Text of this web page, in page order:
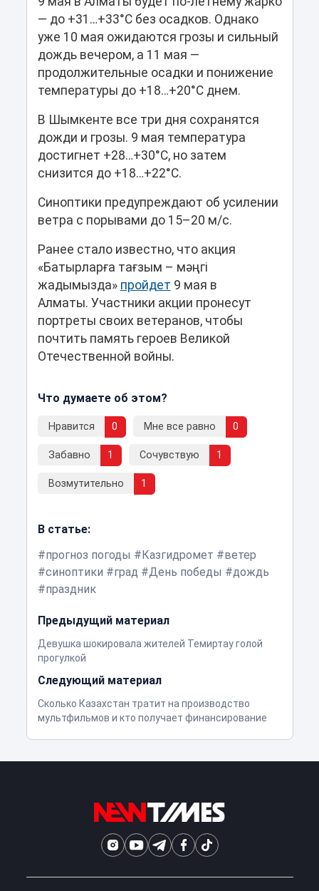
— до +31…+33°C без осадков. Однако
уже 10 мая ожидаются грозы и сильный
дождь вечером, а 11 мая —
продолжительные осадки и понижение
температуры до +18…+20°C днем.
В Шымкенте все три дня сохранятся
дожди и грозы. 9 мая температура
достигнет +28…+30°C, но затем
снизится до +18…+22°C.
Синоптики предупреждают об усилении
ветра с порывами до 15–20 м/с.
Ранее стало известно, что акция
«Батырларға тағзым – мәңгі
жадымызда» пройдет 9 мая в
Алматы. Участники акции пронесут
портреты своих ветеранов, чтобы
почтить память героев Великой
Отечественной войны.
Что думаете об этом?
Нравится 0 Мне все равно 0
Забавно 1 Сочувствую 1
Возмутительно 1
В статье:
прогноз погоды
Казгидромет
ветер
синоптики
град День победы
дождь
праздник
Предыдущий материал
Девушка шокировала жителей Темиртау голой
прогулкой
Следующий материал
Сколько Казахстан тратит на производство
мультфильмов и кто получает финансирование